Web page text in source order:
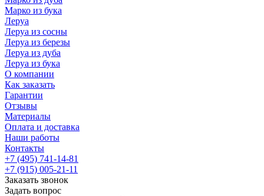
Марко из бука
Леруа
Леруа из сосны
Леруа из березы
Леруа из дуба
Леруа из бука
О компании
Как заказать
Гарантии
Отзывы
Материалы
Оплата и доставка
Наши работы
Контакты
+7 (495) 741-14-81
+7 (915) 005-21-11
Заказать звонок
Задать вопрос